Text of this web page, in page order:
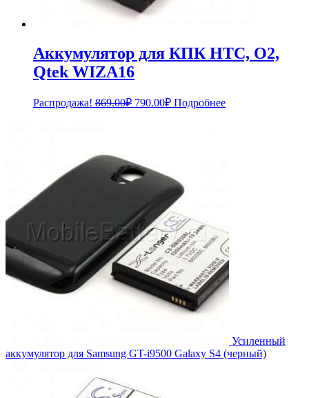
Аккумулятор для КПК HTC, O2,
Qtek WIZA16
Распродажа! 869.00₽ Первоначальная
790.00₽Текущая
Подробнее
Усиленный
аккумулятор для Samsung GT-i9500 Galaxy S4 (черный)